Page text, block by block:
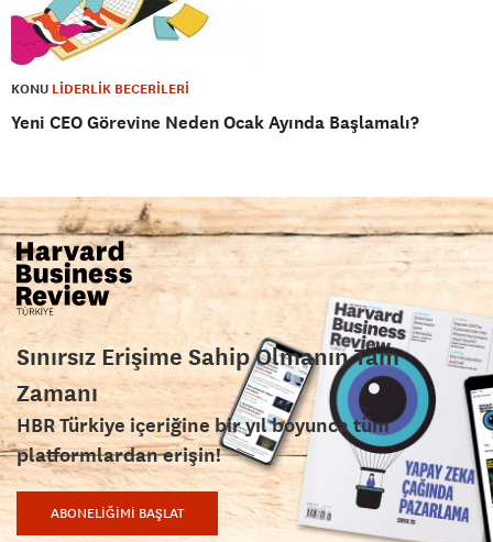
KONU LİDERLİK BECERİLERİ
Yeni CEO Görevine Neden Ocak Ayında Başlamalı?
Sınırsız Erişime Sahip Olmanın Tam
Zamanı
HBR Türkiye içeriğine bir yıl boyunca tüm
platformlardan erişin!
ABONELİĞİMİ BAŞLAT